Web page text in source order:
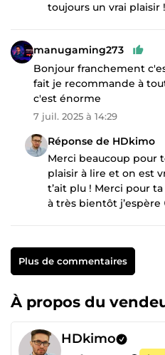
toujours un vrai plaisir !
manugaming273
Bonjour franchement
fait je recommande à
c'est énorme
7 juil. 2025 à 14:29
Réponse de HDkimo
Merci beaucoup pour
plaisir à lire et on est
t’ait plu ! Merci pour
à très bientôt j’espère
Plus de commentaires
À propos du
HDkimo